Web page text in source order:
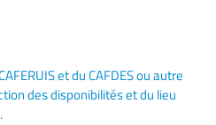
et du CAFDES ou autre
des disponibilités et du lieu